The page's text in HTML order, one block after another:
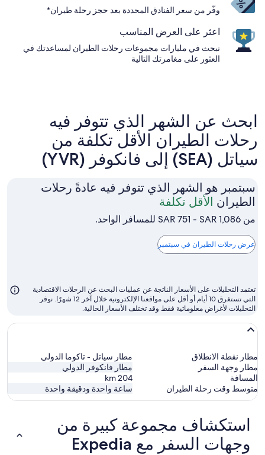
وفّر من سعر الفنادق المحددة بعد حجز رحلة طيران*
اعثر على العرض المناسب
نبحث في مليارات مجموعات رحلات الطيران لمساعدتك في
العثور على مغامرتك التالية
ابحث عن الشهر الذي تتوفر فيه
رحلات الطيران الأقل تكلفة من
سياتل (SEA) إلى فانكوفر (YVR)
سبتمبر هو الشهر الذي تتوفر فيه عادةً رحلات
الطيران الأقل تكلفة
هو
الذي
عادةً
رحلات
الطيران
من SAR 751 - SAR 1,086 للمسافر الواحد.
عرض رحلات الطيران في سبتمبر
تعتمد التحليلات على الأسعار الناتجة عن عمليات البحث عن الرحلات الاقتصادية
التي تستغرق 10 أيام أو أقل على مواقعنا الإلكترونية خلال آخر 12 شهرًا. نوفر
التحليلات لأغراض معلوماتية فقط وقد تختلف الأسعار الحالية.
مطار نقطة الانطلاق
مطار سياتل - تاكوما الدولي
مطار وجهة السفر
مطار فانكوفر الدولي
المسافة
204
km
متوسط وقت رحلة الطيران
ساعة واحدة ودقيقة واحدة
استكشاف مجموعة كبيرة من
وجهات السفر مع Expedia